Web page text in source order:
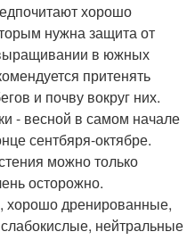
хорошо
нужна защита от
в южных
притенять
и почву вокруг них.
- весной в самом начале
сентбяря-октябре.
можно только
осторожно.
хорошо дренированные,
нейтральные